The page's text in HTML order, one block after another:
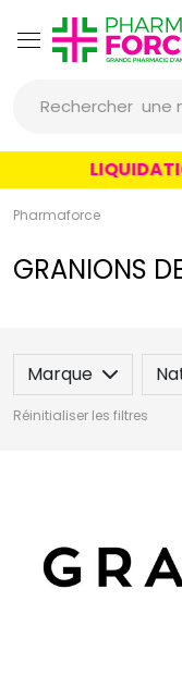
Rechercher une
un
un
Pharmaforce
GRANIONS
Marque
Réinitialiser les filtres